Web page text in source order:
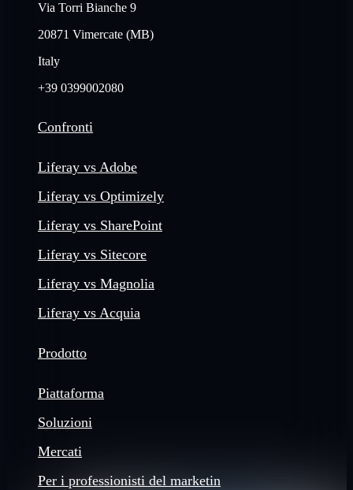
Via Torri Bianche 9
20871 Vimercate (MB)
Italy
+39 0399002080
Confronti
Liferay vs Adobe
Liferay vs Optimizely
Liferay vs SharePoint
Liferay vs Sitecore
Liferay vs Magnolia
Liferay vs Acquia
Prodotto
Piattaforma
Soluzioni
Mercati
Per i professionisti del marketin